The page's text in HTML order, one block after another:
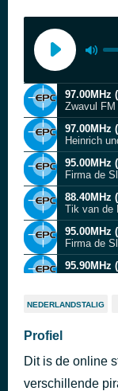
97.00MHz
Zwavul FM
97.00MHz
Heinrich
95.00MHz
Firma de
88.40MHz
Tik van de
95.00MHz
Firma de
95.90MHz
94.50MHz
97.00MHz
Heinrich
NEDERLANDSTALIG
Profiel
Dit is de online
verschillende